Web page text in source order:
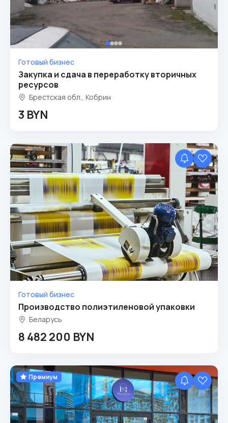
Готовый бизнес
Закупка и сдача в переработку вторичных
ресурсов
Брестская обл., Кобрин
3 BYN
Готовый бизнес
Производство полиэтиленовой упаковки
Беларусь
8 482 200 BYN
Премиум